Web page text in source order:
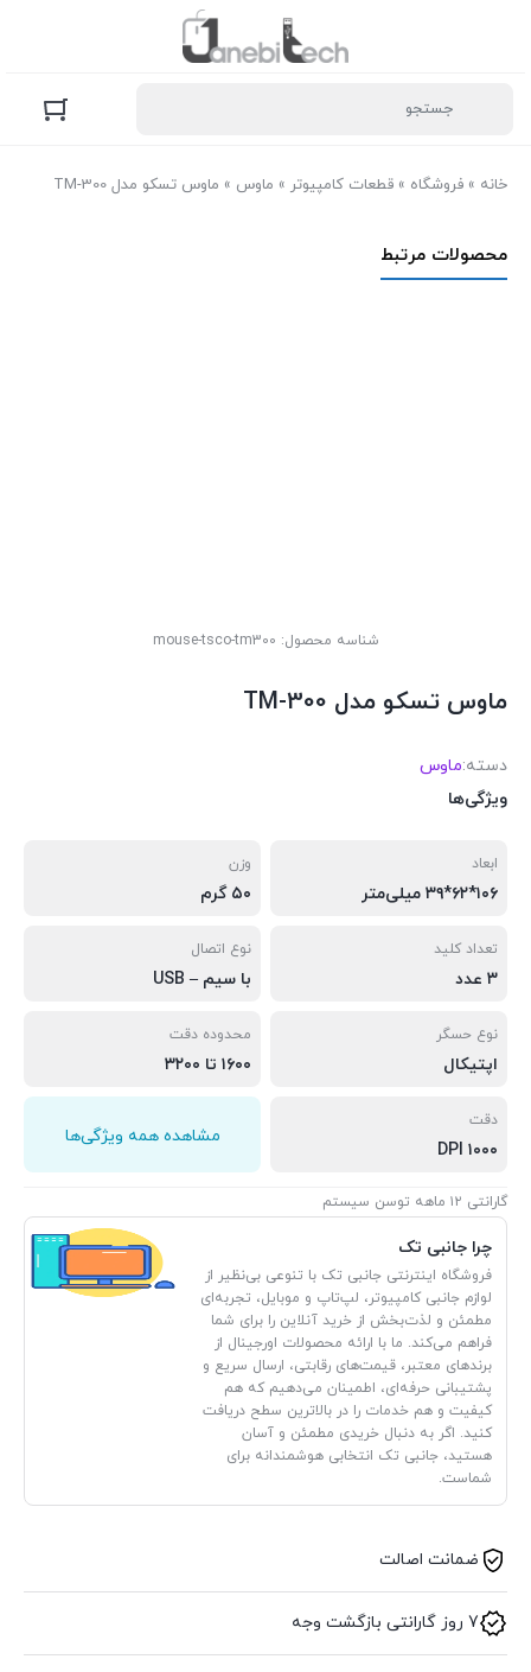
خانه » فروشگاه » قطعات کامپیوتر » ماوس » ماوس تسکو مدل TM-300
محصولات مرتبط
شناسه محصول: mouse-tsco-tm300
ماوس تسکو مدل TM-300
دسته:ماوس
ویژگی‌ها
ابعاد
۱۰۶*۶۲*۳۹ میلی‌متر
وزن
۵۰ گرم
تعداد کلید
۳ عدد
نوع اتصال
با سیم – USB
نوع حسگر
اپتیکال
محدوده دقت
۱۶۰۰ تا ۳۲۰۰
دقت
۱۰۰۰ DPI
مشاهده همه ویژگی‌ها
گارانتی ۱۲ ماهه توسن سیستم
چرا جانبی تک
فروشگاه اینترنتی جانبی تک با تنوعی بی‌نظیر از
لوازم جانبی کامپیوتر، لپ‌تاپ و موبایل، تجربه‌ای
مطمئن و لذت‌بخش از خرید آنلاین را برای شما
فراهم می‌کند. ما با ارائه محصولات اورجینال از
برندهای معتبر، قیمت‌های رقابتی، ارسال سریع و
پشتیبانی حرفه‌ای، اطمینان می‌دهیم که هم
کیفیت و هم خدمات را در بالاترین سطح دریافت
کنید. اگر به دنبال خریدی مطمئن و آسان
هستید، جانبی تک انتخابی هوشمندانه برای
شماست.
ضمانت اصالت
7 روز گارانتی بازگشت وجه